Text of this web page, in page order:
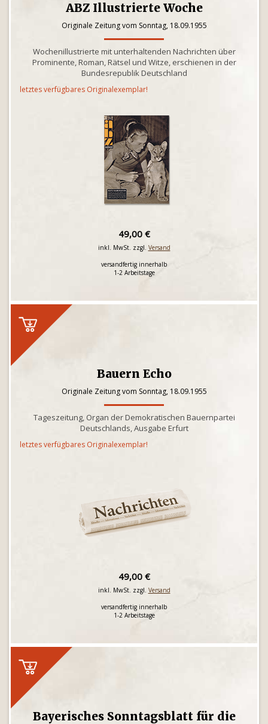
ABZ Illustrierte Woche
Originale Zeitung vom Sonntag, 18.09.1955
Wochenillustrierte mit unterhaltenden Nachrichten über
Prominente, Roman, Rätsel und Witze, erschienen in der
Bundesrepublik Deutschland
letztes verfügbares Originalexemplar!
49,00 €
inkl. MwSt. zzgl. Versand
versandfertig innerhalb
1-2 Arbeitstage
Bauern Echo
Originale Zeitung vom Sonntag, 18.09.1955
Tageszeitung, Organ der Demokratischen Bauernpartei
Deutschlands, Ausgabe Erfurt
letztes verfügbares Originalexemplar!
49,00 €
inkl. MwSt. zzgl. Versand
versandfertig innerhalb
1-2 Arbeitstage
Bayerisches Sonntagsblatt für die